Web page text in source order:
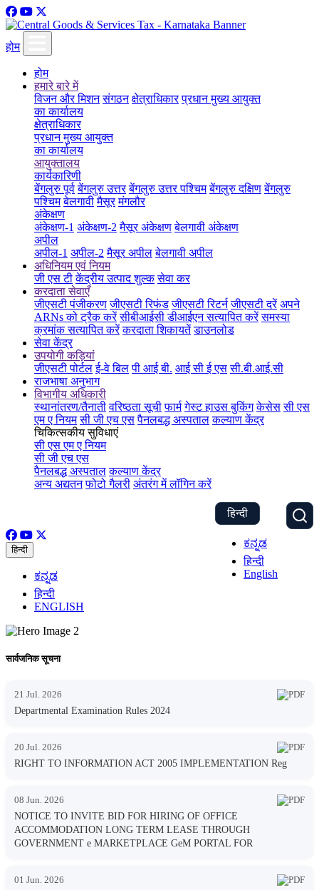
होम
होम
हमारे बारे में
विजन और मिशन संगठन क्षेत्राधिकार प्रधान मुख्य आयुक्त
का कार्यालय
क्षेत्राधिकार
प्रधान मुख्य आयुक्त
का कार्यालय
आयुक्तालय
कार्यकारिणी
बेंगलुरु पूर्व बेंगलुरु उत्तर बेंगलुरु उत्तर पश्चिम बेंगलुरु दक्षिण बेंगलुरु
पश्चिम बेलगावी मैसूर मंगलौर
अंकेक्षण
अंकेक्षण-1 अंकेक्षण-2 मैसूर अंकेक्षण बेलगावी अंकेक्षण
अपील
अपील-1 अपील-2 मैसूर अपील बेलगावी अपील
अधिनियम एवं नियम
जी एस टी केंद्रीय उत्पाद शुल्क सेवा कर
करदाता सेवाएँ
जीएसटी पंजीकरण जीएसटी रिफंड जीएसटी रिटर्न जीएसटी दरें अपने
ARNs को ट्रैक करें सीबीआईसी डीआईएन सत्यापित करें समस्या
क्रमांक सत्यापित करें करदाता शिकायतें डाउनलोड
सेवा केंद्र
उपयोगी कड़ियां
जीएसटी पोर्टल ई-वे बिल पी आई बी. आई सी ई एस सी.बी.आई.सी
राजभाषा अनुभाग
विभागीय अधिकारी
स्थानांतरण/तैनाती वरिष्ठता सूची फार्म गेस्ट हाउस बुकिंग केसेस सी एस
एम ए नियम सी जी एच एस पैनलबद्ध अस्पताल कल्याण केंद्र
चिकित्सकीय सुविधाएं
सी एस एम ए नियम
सी जी एच एस
पैनलबद्ध अस्पताल कल्याण केंद्र
अन्य अद्यतन फोटो गैलरी अंतरंग में लॉगिन करें
हिन्दी
ಕನ್ನಡ
हिन्दी
English
हिन्दी
ಕನ್ನಡ
हिन्दी
ENGLISH
सार्वजनिक सूचना
21 Jul. 2026
Departmental Examination Rules 2024
20 Jul. 2026
RIGHT TO INFORMATION ACT 2005 IMPLEMENTATION Reg
08 Jun. 2026
NOTICE TO INVITE BID FOR HIRING OF OFFICE
ACCOMMODATION LONG TERM LEASE THROUGH
GOVERNMENT e MARKETPLACE GeM PORTAL FOR
01 Jun. 2026